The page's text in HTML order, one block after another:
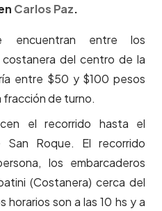
Carlos Paz.
encuentran entre los
del centro de la
entre $50 y $100 pesos
fracción de turno.
el recorrido hasta el
San Roque. El recorrido
los embarcaderos
(Costanera) cerca del
horarios son a las 10 hs y a